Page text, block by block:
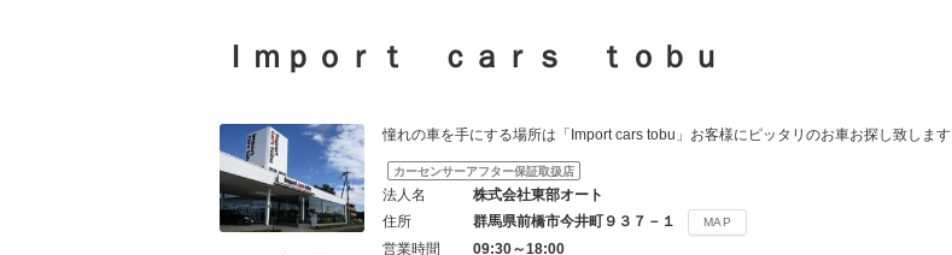
Ｉｍｐｏｒｔ ｃａｒｓ ｔｏｂｕ
憧れの車を手にする場所は「Import cars tobu」お客様にピッタリのお車お探し致します
カーセンサーアフター保証取扱店
法人名
株式会社東部オート
住所
群馬県前橋市今井町９３７－１ MAP
営業時間
09:30～18:00